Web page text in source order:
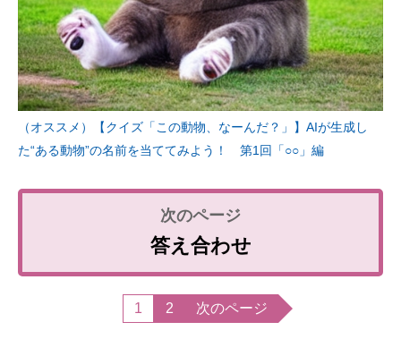
（オススメ）【クイズ「この動物、なーんだ？」】AIが生成し
た“ある動物”の名前を当ててみよう！ 第1回「○○」編
答え合わせ
1 2 次のページ